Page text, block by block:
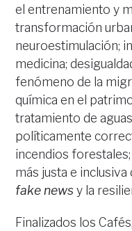
el entrenamiento y
transformación
neuroestimulación;
medicina;
fenómeno de la
química en el
tratamiento de
políticamente
incendios
más justa e inclusiva
fake newsy la
Finalizados los